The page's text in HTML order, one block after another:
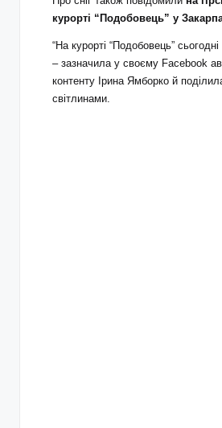
курорті “Подобовець” у
“На курорті “Подобовець”
– зазначила у своєму Facebook
контенту Ірина Ямборко й
світлинами.